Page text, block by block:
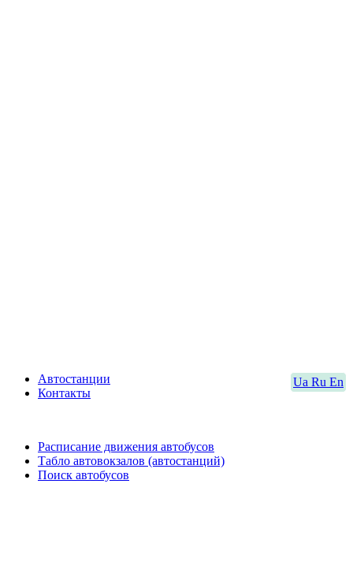
Ua Ru En
Автостанции
Контакты
Расписание движения автобусов
Табло автовокзалов (автостанций)
Поиск автобусов